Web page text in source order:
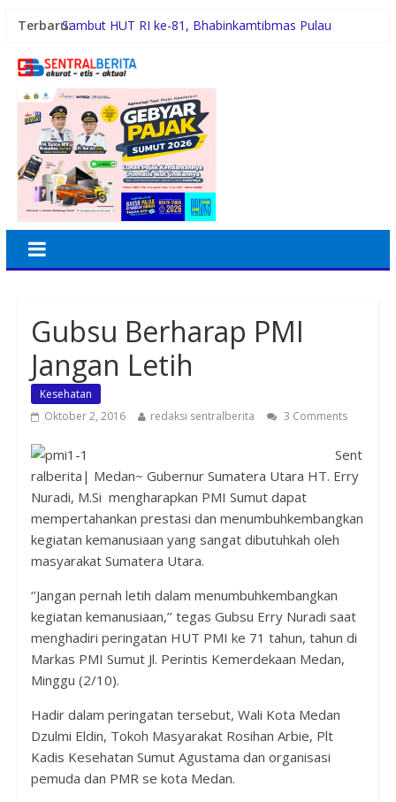
Terbaru:Sambut HUT RI ke-81, Bhabinkamtibmas Pulau
Tafoo’lo Nehe, Pelompat Batu Nias Mohon Diundang
Pemko Medan Didesak Prioritaskan Pembangunan
Jalan 2026
Dinkes Medan Didesak Lakukan Rehabilitasi Fasilitas
Puskesmas
Aipda Hery Gusnihardi Gelar Cooling System di Kuala
Silo Bestari, Ajak Warga Jaga Kamtibmas
Gubsu Berharap PMI
Jangan Letih
Kesehatan
Oktober 2, 2016
redaksi sentralberita 3 Comments
Sent
ralberita| Medan~ Gubernur Sumatera Utara HT. Erry
Nuradi, M.Si mengharapkan PMI Sumut dapat
mempertahankan prestasi dan menumbuhkembangkan
kegiatan kemanusiaan yang sangat dibutuhkah oleh
masyarakat Sumatera Utara.
‘’Jangan pernah letih dalam menumbuhkembangkan
kegiatan kemanusiaan,’’ tegas Gubsu Erry Nuradi saat
menghadiri peringatan HUT PMI ke 71 tahun, tahun di
Markas PMI Sumut Jl. Perintis Kemerdekaan Medan,
Minggu (2/10).
Hadir dalam peringatan tersebut, Wali Kota Medan
Dzulmi Eldin, Tokoh Masyarakat Rosihan Arbie, Plt
Kadis Kesehatan Sumut Agustama dan organisasi
pemuda dan PMR se kota Medan.